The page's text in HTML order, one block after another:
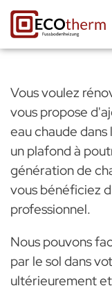
Vous voulez
vous propose
eau chaude dans
un plafond à
génération de
vous bénéficiez
professionnel.
Nous pouvons
par le sol dans
ultérieurement